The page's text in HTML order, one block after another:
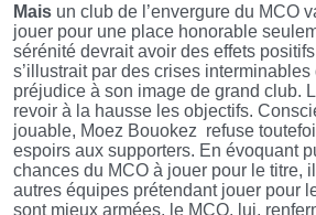
Mais un club de l’envergure du MCO
jouer pour une place honorable
sérénité devrait avoir des effets
s’illustrait par des crises
préjudice à son image de grand club.
revoir à la hausse les objectifs.
jouable, Moez Bouokez refuse
espoirs aux supporters. En évoquant
chances du MCO à jouer pour le titre,
autres équipes prétendant jouer pour
sont mieux armées, le MCO, lui,